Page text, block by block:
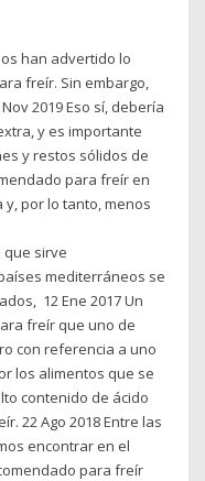
han advertido lo
freír. Sin embargo,
2019 Eso sí, debería
y es importante
y restos sólidos de
para freír en
por lo tanto, menos
que sirve
mediterráneos se
12 Ene 2017 Un
freír que uno de
con referencia a uno
los alimentos que se
contenido de ácido
22 Ago 2018 Entre las
encontrar en el
para freír